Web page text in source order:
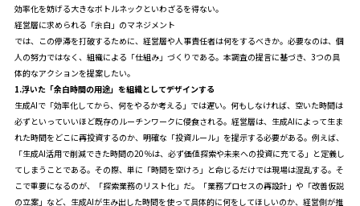
効率化を妨げる大きなボトルネックといわざるを得ない。
経営層に求められる「余白」のマネジメント
では、この停滞を打破するために、経営層や人事責任者は何をするべきか。必要なのは、個
人の努力ではなく、組織による「仕組み」づくりである。本調査の提言に基づき、3つの具
体的なアクションを提案したい。
1.浮いた「余白時間の用途」を組織としてデザインする
生成AIで「効率化してから、何をやるか考える」では遅い。何もしなければ、空いた時間は
必ずといっていいほど既存のルーチンワークに侵食される。経営層は、生成AIによって生ま
れた時間をどこに再投資するのか、明確な「投資ルール」を提示する必要がある。例えば、
「生成AI活用で削減できた時間の20％は、必ず価値探索や未来への投資に充てる」と定義し
てしまうことである。その際、単に「時間を空けろ」と命じるだけでは現場は混乱する。そ
こで重要になるのが、「探索業務のリスト化」だ。「業務プロセスの再設計」や「改善仮説
の立案」など、生成AIが生み出した時間を使って具体的に何をしてほしいのか、経営側が推